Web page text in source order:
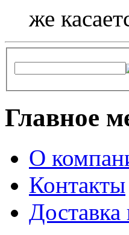
же
Главное
О
Контакты